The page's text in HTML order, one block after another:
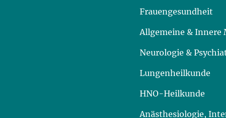
Frauengesundheit
Allgemeine & Innere
Neurologie &
Lungenheilkunde
HNO-Heilkunde
Anästhesiologie,